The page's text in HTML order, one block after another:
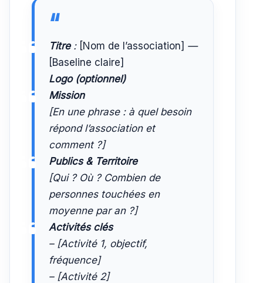
Titre: [Nom de l’association] —
[Baseline claire]
Logo (optionnel)
Mission
[En une phrase : à quel besoin
répond l’association et
comment ?]
Publics & Territoire
[Qui ? Où ? Combien de
personnes touchées en
moyenne par an ?]
Activités clés
– [Activité 1, objectif,
fréquence]
– [Activité 2]